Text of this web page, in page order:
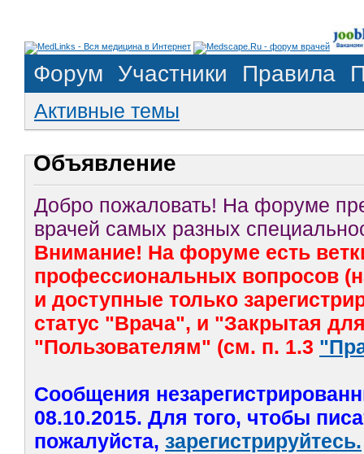
Форум Участники Правила
Активные темы
Объявление
Добро пожаловать! На форуме
врачей самых разных
Внимание! На форуме есть
профессиональных вопросов
и доступные только
статус "Врача", и "Закрытая
"Пользователям" (см. п. 1.3
Сообщения
08.10.2015. Для того, чтобы
пожалуйста, зарегистрируйтесь.